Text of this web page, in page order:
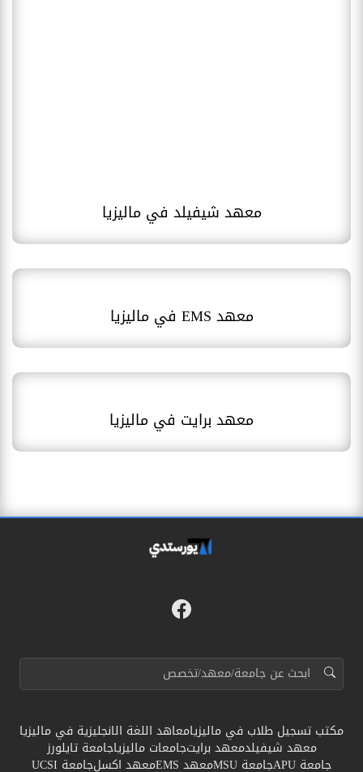
معهد شيفيلد في ماليزيا
معهد EMS في ماليزيا
معهد برايت في ماليزيا
مواقع التواصل
فيسبوك
البحث عن:
مكتب تسجيل طلاب في ماليزيامعاهد اللغة الانجليزية في ماليزيا
معهد شيفيلدمعهد برايتجامعات ماليزياجامعة تايلورز
جامعة APU جامعة MSU معهد EMS معهد اكسلجامعة UCSI